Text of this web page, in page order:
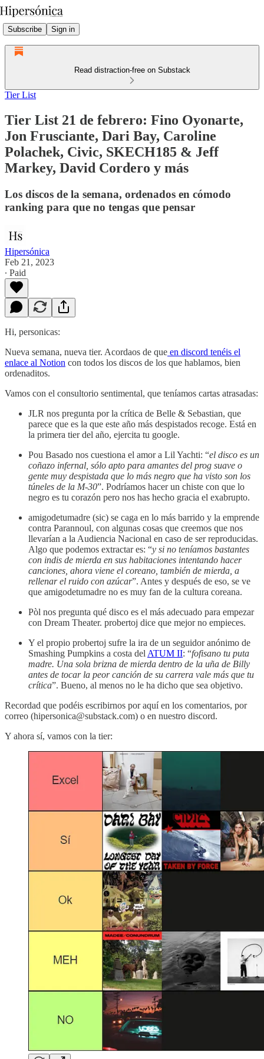
Subscribe Sign in
Read distraction-free on Substack
Tier List
Tier List 21 de febrero: Fino Oyonarte,
Jon Frusciante, Dari Bay, Caroline
Polachek, Civic, SKECH185 & Jeff
Markey, David Cordero y más
Los discos de la semana, ordenados en cómodo
ranking para que no tengas que pensar
Hipersónica
Feb 21, 2023
∙ Paid
Hi, personicas:
Nueva semana, nueva tier. Acordaos de que en discord tenéis el
enlace al Notion con todos los discos de los que hablamos, bien
ordenaditos.
Vamos con el consultorio sentimental, que teníamos cartas atrasadas:
JLR nos pregunta por la crítica de Belle & Sebastian, que
parece que es la que este año más despistados recoge. Está en
la primera tier del año, ejercita tu google.
Pou Basado nos cuestiona el amor a Lil Yachti: “el disco es un
coñazo infernal, sólo apto para amantes del prog suave o
gente muy despistada que lo más negro que ha visto son los
túneles de la M-30”. Podríamos hacer un chiste con que lo
negro es tu corazón pero nos has hecho gracia el exabrupto.
amigodetumadre (sic) se caga en lo más barrido y la emprende
contra Parannoul, con algunas cosas que creemos que nos
llevarían a la Audiencia Nacional en caso de ser reproducidas.
Algo que podemos extractar es: “y si no teníamos bastantes
con indis de mierda en sus habitaciones intentando hacer
canciones, ahora viene el coreano, también de mierda, a
rellenar el ruido con azúcar”. Antes y después de eso, se ve
que amigodetumadre no es muy fan de la cultura coreana.
Pòl nos pregunta qué disco es el más adecuado para empezar
con Dream Theater. probertoj dice que mejor no empieces.
Y el propio probertoj sufre la ira de un seguidor anónimo de
Smashing Pumpkins a costa del ATUM II: “fofisano tu puta
madre. Una sola brizna de mierda dentro de la uña de Billy
antes de tocar la peor canción de su carrera vale más que tu
crítica”. Bueno, al menos no le ha dicho que sea objetivo.
Recordad que podéis escribirnos por aquí en los comentarios, por
correo (hipersonica@substack.com) o en nuestro discord.
Y ahora sí, vamos con la tier: